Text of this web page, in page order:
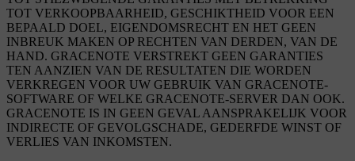
TOT VERKOOPBAARHEID, GESCHIKTHEID VOOR EEN
BEPAALD DOEL, EIGENDOMSRECHT EN HET GEEN
INBREUK MAKEN OP RECHTEN VAN DERDEN, VAN DE
HAND. GRACENOTE VERSTREKT GEEN GARANTIES
TEN AANZIEN VAN DE RESULTATEN DIE WORDEN
VERKREGEN VOOR UW GEBRUIK VAN GRACENOTE-
SOFTWARE OF WELKE GRACENOTE-SERVER DAN OOK.
GRACENOTE IS IN GEEN GEVAL AANSPRAKELIJK VOOR
INDIRECTE OF GEVOLGSCHADE, GEDERFDE WINST OF
VERLIES VAN INKOMSTEN.